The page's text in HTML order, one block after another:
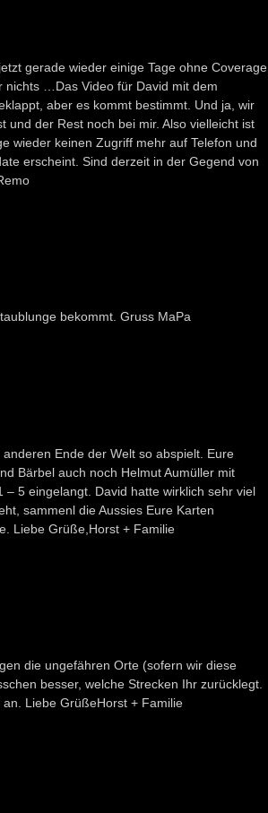
gerade wieder einige Tage ohne Coverage,
nichts …Das Video für David mit dem
aber es kommt bestimmt. Und ja, wir
und der Rest noch bei mir. Also vielleicht ist
wieder keinen Zugriff mehr auf Telefon und
erscheint. Sind derzeit in der Gegend von
bekommt. Gruss MaPa
Ende der Welt so abspielt. Eure
Bärbel auch noch Helmut Aumüller mit
5 eingelangt. David hatte wirklich sehr viel
sammenl die Aussies Eure Karten
Liebe Grüße,Horst + Familie
die ungefähren Orte (sofern wir diese
besser, welche Strecken Ihr zurücklegt.
Liebe GrüßeHorst + Familie